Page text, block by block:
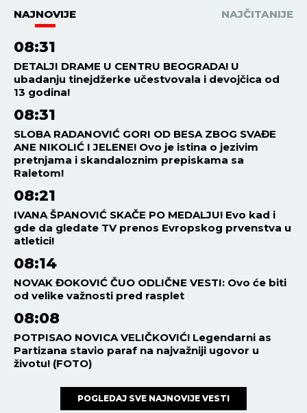
NAJNOVIJE NAJČITANIJE
08:31
DETALJI DRAME U CENTRU BEOGRADA! U
ubadanju tinejdžerke učestvovala i devojčica od
13 godina!
08:31
SLOBA RADANOVIĆ GORI OD BESA ZBOG SVAĐE
ANE NIKOLIĆ I JELENE! Ovo je istina o jezivim
pretnjama i skandaloznim prepiskama sa
Raletom!
08:21
IVANA ŠPANOVIĆ SKAČE PO MEDALJU! Evo kad i
gde da gledate TV prenos Evropskog prvenstva u
atletici!
08:14
NOVAK ĐOKOVIĆ ČUO ODLIČNE VESTI: Ovo će biti
od velike važnosti pred rasplet
08:08
POTPISAO NOVICA VELIČKOVIĆ! Legendarni as
Partizana stavio paraf na najvažniji ugovor u
životu! (FOTO)
POGLEDAJ SVE NAJNOVIJE VESTI